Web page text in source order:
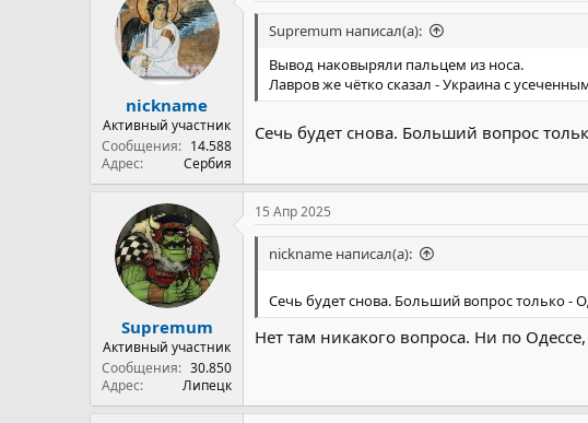
а
ч
а
л
а
nickname
Активный участник
Сообщения
14.588
Адрес
Сербия
Supremum написал(а):
Вывод наковыряли пальцем из носа.
Лавров же чётко сказал - Украина с
Сечь будет снова. Больший вопрос
Supremum
Активный участник
Сообщения
30.850
Адрес
Липецк
15 Апр 2025
nickname написал(а):
Сечь будет снова. Больший вопрос только -
Нет там никакого вопроса. Ни по